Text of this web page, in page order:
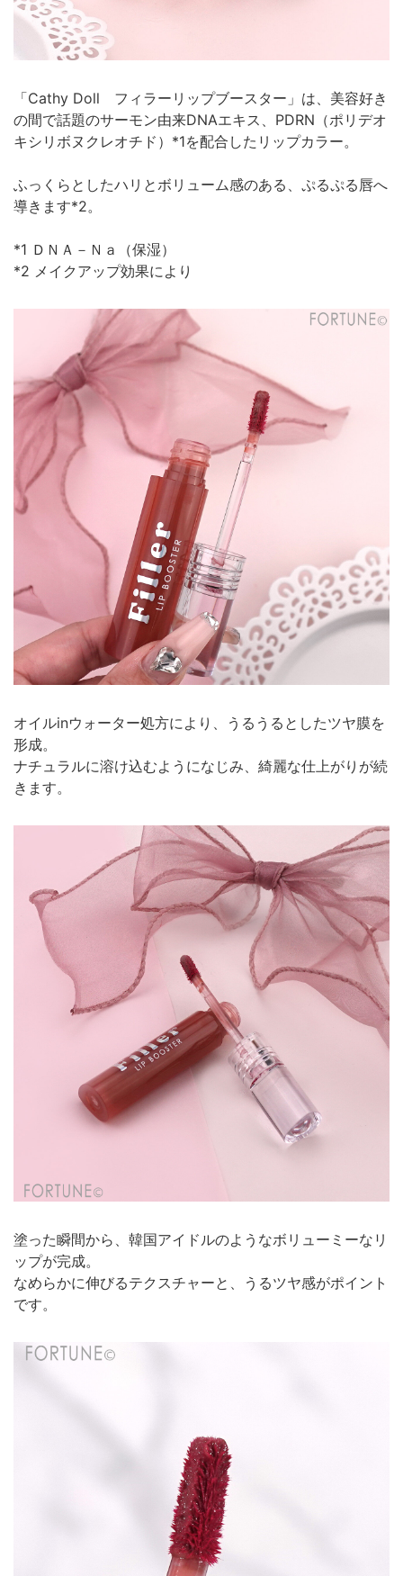
「Cathy Doll フィラーリップブースター」は、美容好き
の間で話題のサーモン由来DNAエキス、PDRN（ポリデオ
キシリボヌクレオチド）*1を配合したリップカラー。
ふっくらとしたハリとボリューム感のある、ぷるぷる唇へ
導きます*2。
*1 ＤＮＡ－Ｎａ（保湿）
*2 メイクアップ効果により
オイルinウォーター処方により、うるうるとしたツヤ膜を
形成。
ナチュラルに溶け込むようになじみ、綺麗な仕上がりが続
きます。
塗った瞬間から、韓国アイドルのようなボリューミーなリ
ップが完成。
なめらかに伸びるテクスチャーと、うるツヤ感がポイント
です。